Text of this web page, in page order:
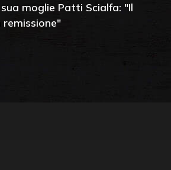
moglie Patti Scialfa: "Il